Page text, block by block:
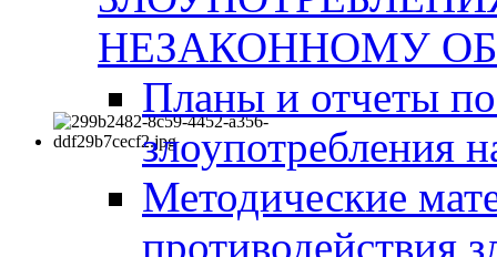
НЕЗАКОННОМУ
Планы и отчеты
злоупотребления
Методические
противодействия